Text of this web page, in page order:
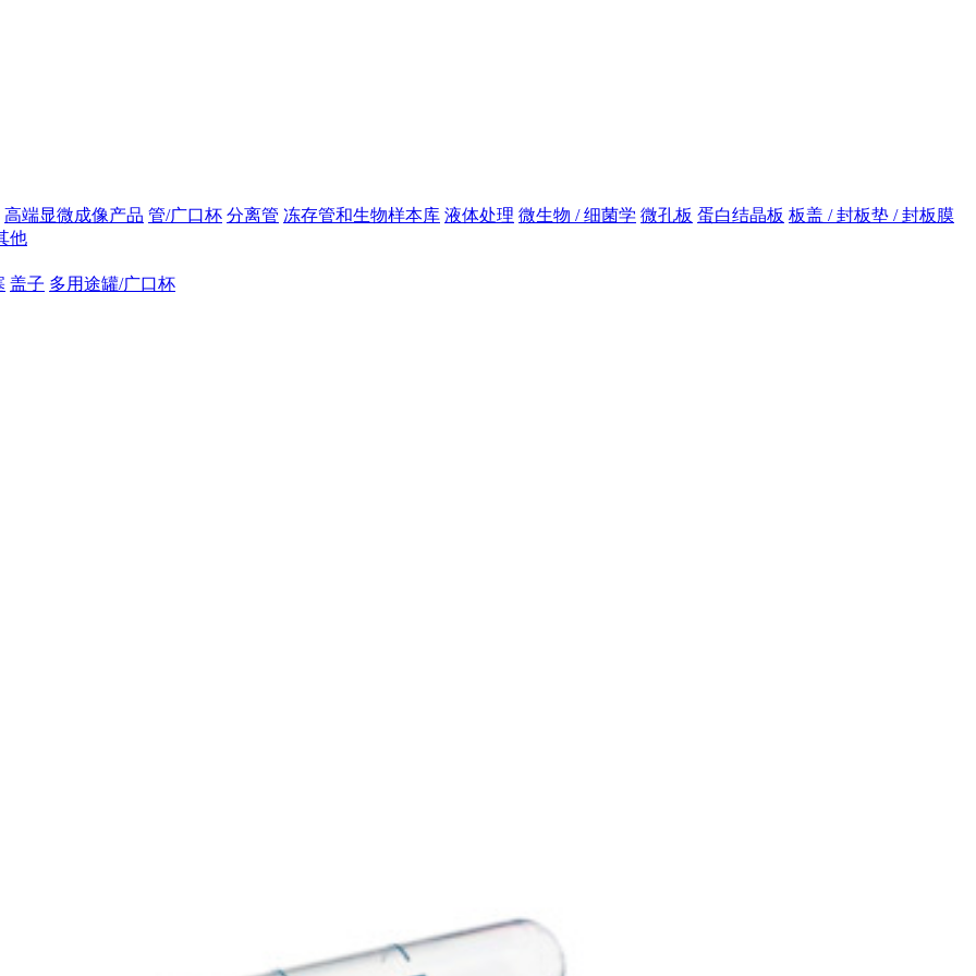
高端显微成像产品 管/广口杯 分离管 冻存管和生物样本库 液体处理 微生物 / 细菌学 微孔板 蛋白结晶板 板盖 / 封板垫 / 封板膜
他
盖子 多用途罐/广口杯